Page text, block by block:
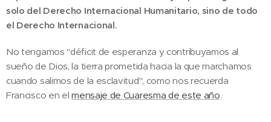
solo del Derecho Internacional Humanitario, sino de todo
el Derecho Internacional.
No tengamos "déficit de esperanza y contribuyamos al
sueño de Dios, la tierra prometida hacia la que marchamos
cuando salimos de la esclavitud", como nos recuerda
Francisco en elmensaje de Cuaresma de este año.